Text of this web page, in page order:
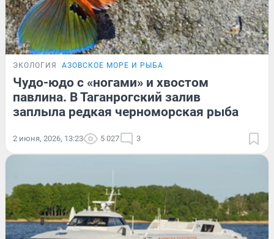
ЭКОЛОГИЯ АЗОВСКОЕ МОРЕ И РЫБА
Чудо-юдо с «ногами» и хвостом
павлина. В Таганрогский залив
заплыла редкая черноморская рыба
2 июня, 2026, 13:23 5 027 3